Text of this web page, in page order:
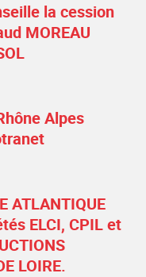
la cession
MOREAU
Alpes
ATLANTIQUE
ELCI, CPIL et
LOIRE.